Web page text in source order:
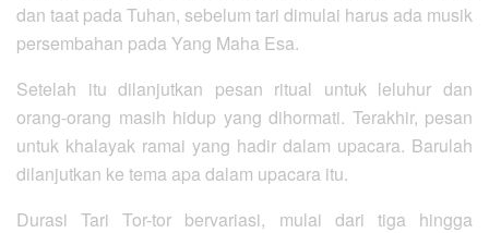
dan taat pada Tuhan, sebelum tari dimulai harus ada musik
persembahan pada Yang Maha Esa.
Setelah itu dilanjutkan pesan ritual untuk leluhur dan
orang-orang masih hidup yang dihormati. Terakhir, pesan
untuk khalayak ramai yang hadir dalam upacara. Barulah
dilanjutkan ke tema apa dalam upacara itu.
Durasi Tari Tor-tor bervariasi, mulai dari tiga hingga